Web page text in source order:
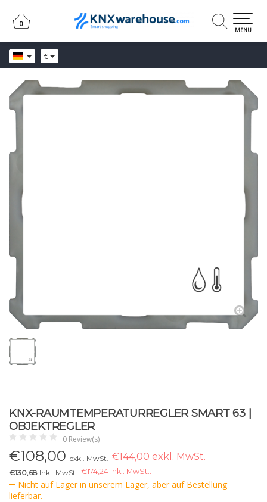
€
0
0
MENU
KNX-RAUMTEMPERATURREGLER SMART 63 |
OBJEKTREGLER
0 Review(s)
€108,00 exkl. MwSt. €144,00 exkl. MwSt.
€130,68 Inkl. MwSt. €174,24 Inkl. MwSt..
Nicht auf Lager in unserem Lager, aber auf Bestellung
lieferbar.